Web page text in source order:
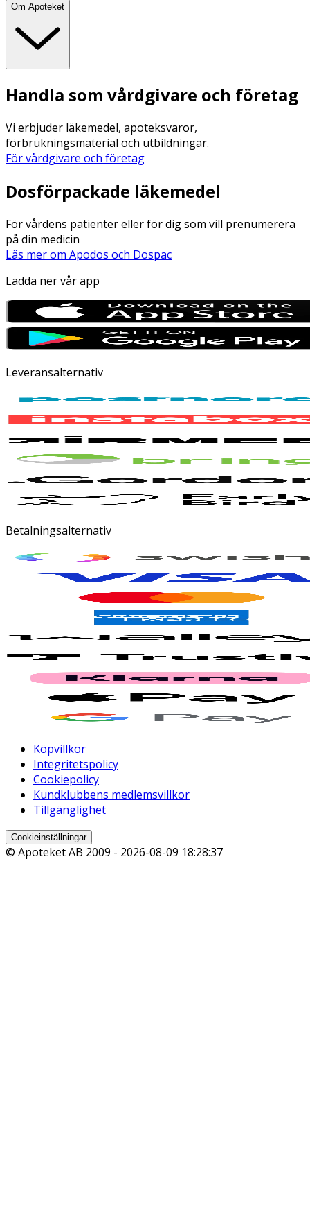
Om Apoteket
Handla som vårdgivare och företag
Vi erbjuder läkemedel, apoteksvaror,
förbrukningsmaterial och utbildningar.
För vårdgivare och företag
Dosförpackade läkemedel
För vårdens patienter eller för dig som vill prenumerera
på din medicin
Läs mer om Apodos och Dospac
Ladda ner vår app
Leveransalternativ
Betalningsalternativ
Köpvillkor
Integritetspolicy
Cookiepolicy
Kundklubbens medlemsvillkor
Tillgänglighet
Cookieinställningar
© Apoteket AB 2009 - 2026-08-09 18:28:37